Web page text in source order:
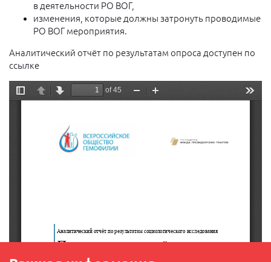
в деятельности РО ВОГ,
изменения, которые должны затронуть проводимые
РО ВОГ мероприятия.
Аналитический отчёт по результатам опроса доступен по
ссылке